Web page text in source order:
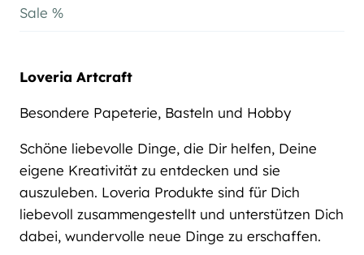
Sale %
Loveria Artcraft
Besondere Papeterie, Basteln und Hobby
Schöne liebevolle Dinge, die Dir helfen, Deine
eigene Kreativität zu entdecken und sie
auszuleben. Loveria Produkte sind für Dich
liebevoll zusammengestellt und unterstützen Dich
dabei, wundervolle neue Dinge zu erschaffen.